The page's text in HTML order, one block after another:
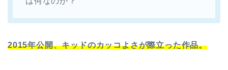
2015年公開、キッドのカッコよさが際立った作品。